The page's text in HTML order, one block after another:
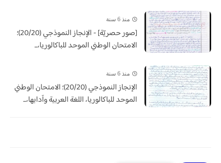
منذ 6 سنة
[صور حصريّة] - الإنجاز النموذجي (20/20)؛
الامتحان الوطني الموحد للباكالوريا،...
منذ 6 سنة
الإنجاز النموذجي (20/20)؛ الامتحان الوطني
الموحد للباكالوريا، اللغة العربية وآدابها،...